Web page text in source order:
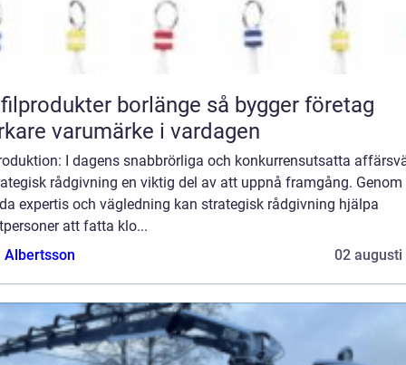
borlänge så bygger företag
varumärke i vardagen
I dagens snabbrörliga och konkurrensutsatta
rådgivning en viktig del av att uppnå framgång.
expertis och vägledning kan strategisk rådgivning hjälpa
att fatta klo...
Albertsson
02 augusti